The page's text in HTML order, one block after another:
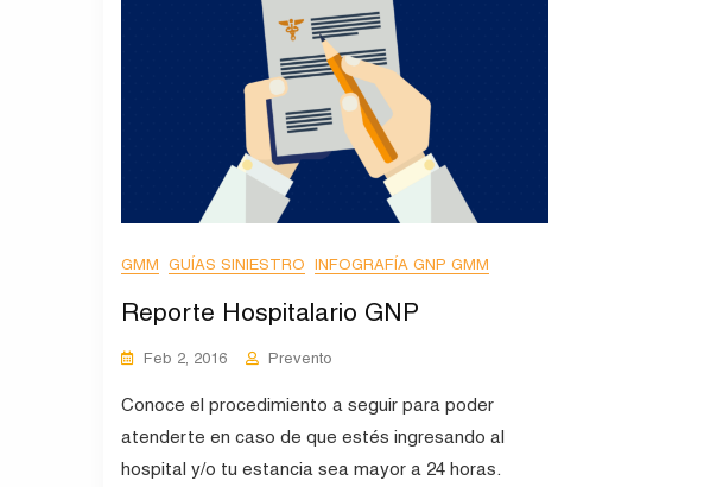
GMM GUÍAS SINIESTRO INFOGRAFÍA GNP GMM
Reporte Hospitalario GNP
Feb 2, 2016 Prevento
Conoce el procedimiento a seguir para poder
atenderte en caso de que estés ingresando al
hospital y/o tu estancia sea mayor a 24 horas.